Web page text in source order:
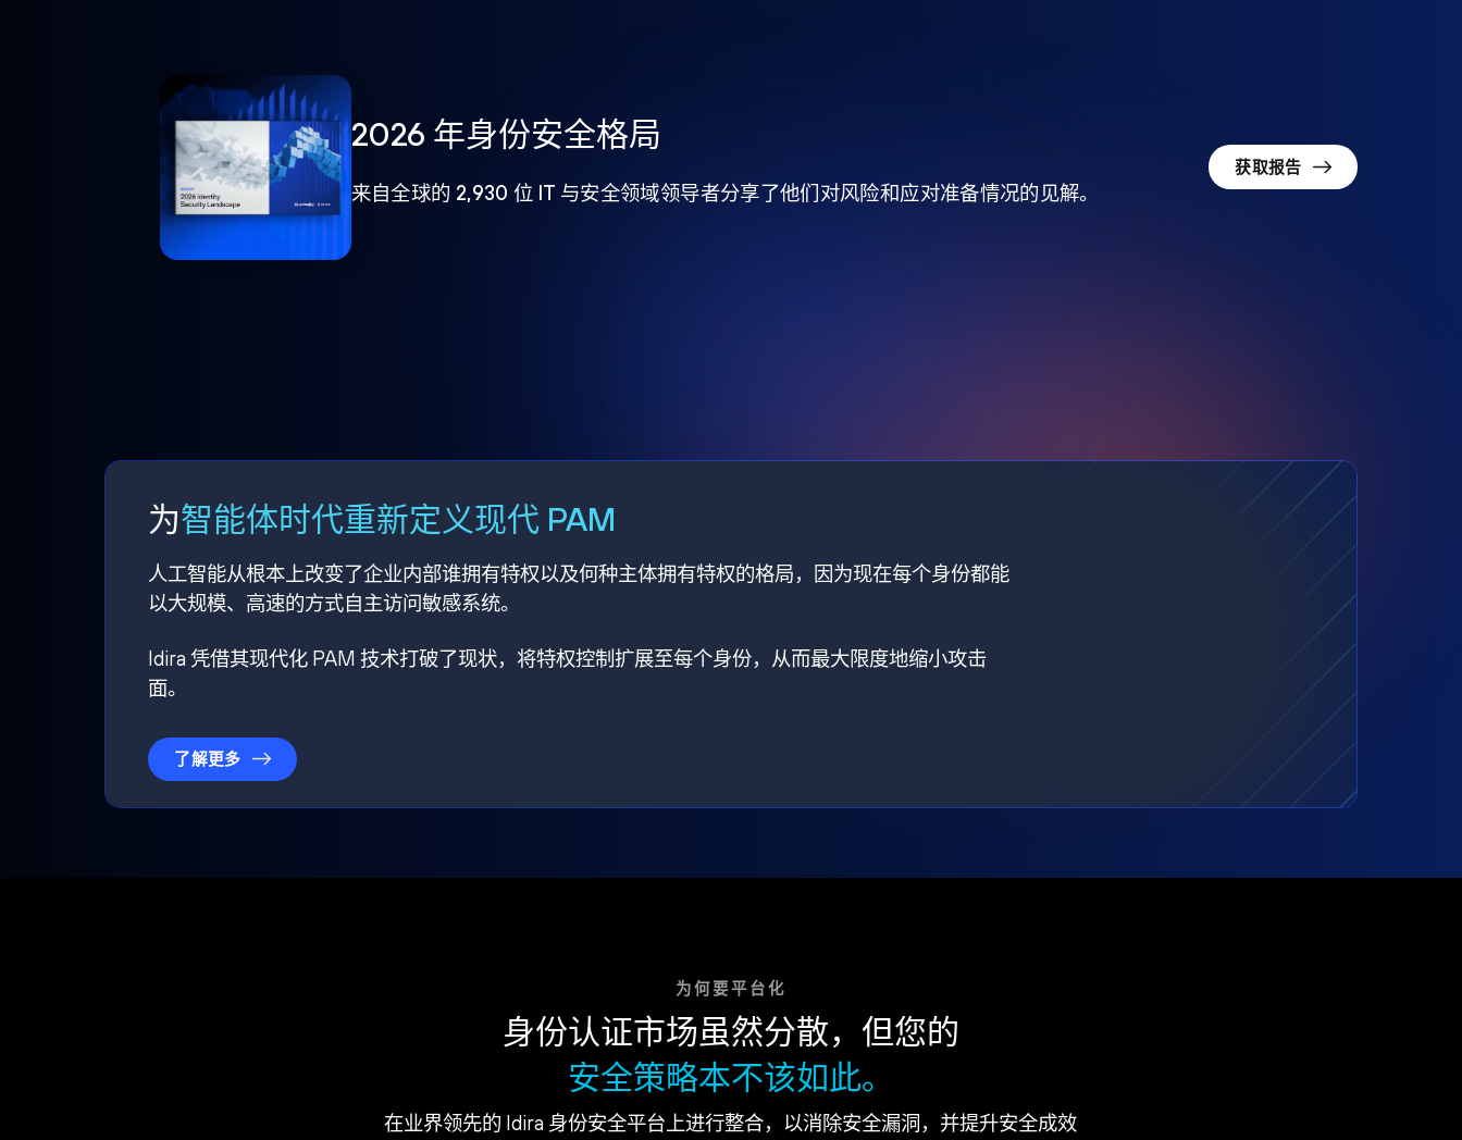
2026 年身份安全格局
来自全球的 2,930 位 IT 与安全领域领导者分享了他们对风险和应对准备情况的见解。
获取报告
为智能体时代重新定义现代 PAM
人工智能从根本上改变了企业内部谁拥有特权以及何种主体拥有特权的格局，因为现在每个身份都能
以大规模、高速的方式自主访问敏感系统。
Idira 凭借其现代化 PAM 技术打破了现状，将特权控制扩展至每个身份，从而最大限度地缩小攻击
面。
了解更多
为何要平台化
身份认证市场虽然分散，但您的
安全策略本不该如此。
在业界领先的 Idira 身份安全平台上进行整合，以消除安全漏洞，并提升安全成效